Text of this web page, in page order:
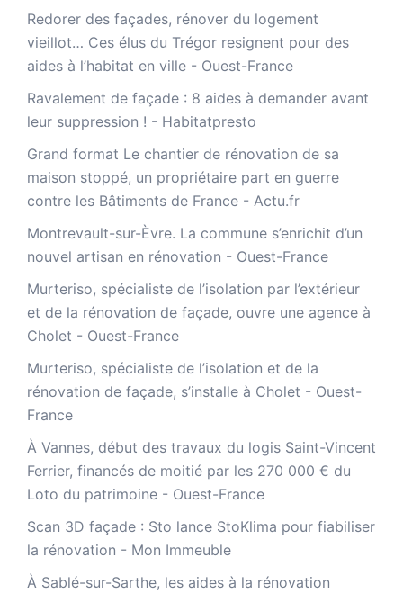
Redorer des façades, rénover du logement
vieillot… Ces élus du Trégor resignent pour des
aides à l’habitat en ville - Ouest-France
Ravalement de façade : 8 aides à demander avant
leur suppression ! - Habitatpresto
Grand format Le chantier de rénovation de sa
maison stoppé, un propriétaire part en guerre
contre les Bâtiments de France - Actu.fr
Montrevault-sur-Èvre. La commune s’enrichit d’un
nouvel artisan en rénovation - Ouest-France
Murteriso, spécialiste de l’isolation par l’extérieur
et de la rénovation de façade, ouvre une agence à
Cholet - Ouest-France
Murteriso, spécialiste de l’isolation et de la
rénovation de façade, s’installe à Cholet - Ouest-
France
À Vannes, début des travaux du logis Saint-Vincent
Ferrier, financés de moitié par les 270 000 € du
Loto du patrimoine - Ouest-France
​Scan 3D façade : Sto lance StoKlima pour fiabiliser
la rénovation - Mon Immeuble
À Sablé-sur-Sarthe, les aides à la rénovation